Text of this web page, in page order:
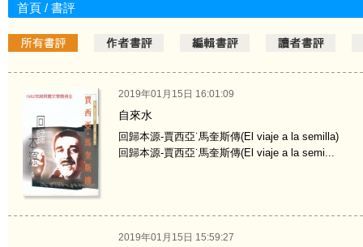
首頁 / 書評
2019年01月15日 16:01:09
自來水
回歸本源-賈西亞˙馬奎斯傳(El viaje a la semilla)
回歸本源-賈西亞˙馬奎斯傳(El viaje a la semi...
2019年01月15日 15:59:27